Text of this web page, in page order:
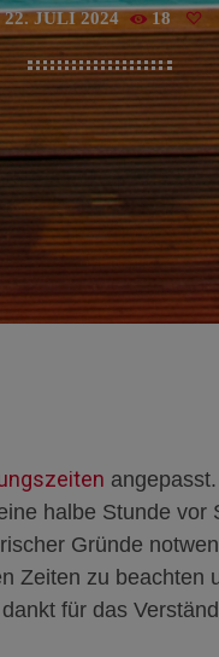
22. JULI 2024 18
halbe Stunde
Gründe
Zeiten zu beachten
für das